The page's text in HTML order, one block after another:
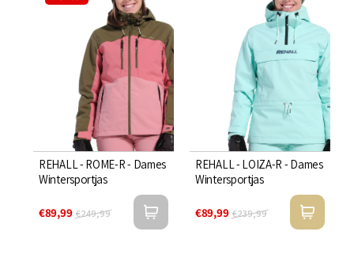
REHALL - ROME-R - Dames
Wintersportjas
€89,99 €249,99
REHALL - LOIZA-R - Dames
Wintersportjas
€89,99 €239,99